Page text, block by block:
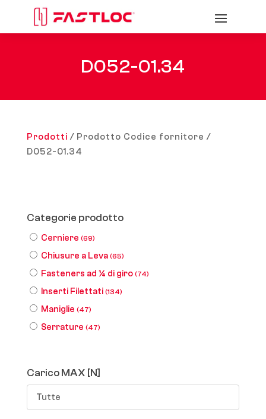
D052-01.34
Prodotti / Prodotto Codice fornitore /
D052-01.34
Categorie prodotto
Cerniere (69)
Chiusure a Leva (65)
Fasteners ad ¼ di giro (74)
Inserti Filettati (134)
Maniglie (47)
Serrature (47)
Carico MAX [N]
Tutte